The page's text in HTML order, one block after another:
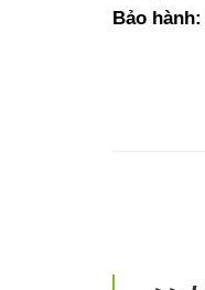
Bảo hành: